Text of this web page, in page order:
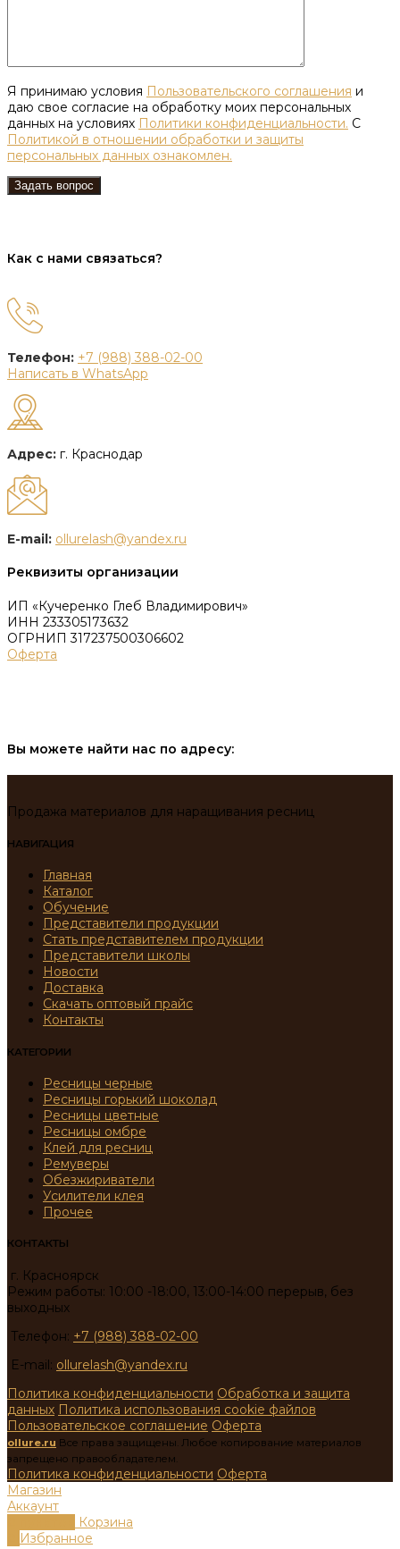
Я принимаю условия Пользовательского соглашения и
даю свое согласие на обработку моих персональных
данных на условиях Политики конфиденциальности. С
Политикой в отношении обработки и защиты
персональных данных ознакомлен.
Как с нами связаться?
Телефон: +7 (988) 388-02-00
Написать в WhatsApp
Адрес: г. Краснодар
E-mail: ollurelash@yandex.ru
Реквизиты организации
ИП «Кучеренко Глеб Владимирович»
ИНН 233305173632
ОГРНИП 317237500306602
Оферта
Вы можете найти нас по адресу:
Продажа материалов для наращивания ресниц
НАВИГАЦИЯ
Главная
Каталог
Обучение
Представители продукции
Стать представителем продукции
Представители школы
Новости
Доставка
Скачать оптовый прайс
Контакты
КАТЕГОРИИ
Ресницы черные
Ресницы горький шоколад
Ресницы цветные
Ресницы омбре
Клей для ресниц
Ремуверы
Обезжириватели
Усилители клея
Прочее
КОНТАКТЫ
г. Красноярск
Режим работы: 10:00 -18:00, 13:00-14:00 перерыв, без
выходных
Телефон: +7 (988) 388-02-00
E-mail: ollurelash@yandex.ru
Политика конфиденциальности Обработка и защита
данных Политика использования cookie файлов
Пользовательское соглашение Оферта
ollure.ru Все права защищены. Любое копирование материалов
запрещено правообладателем.
Политика конфиденциальности Оферта
Магазин
Аккаунт
Корзина
Избранное